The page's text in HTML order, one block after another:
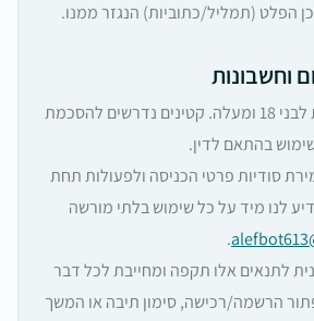
(תמליל/כתוביות) הנגזר ממנו.
2.1 ההרשמה מותרת לבני 18 ומעלה. קטינים נדרשים להסכמת
בהתאם לדין.
סודיות פרטי הכניסה ולפעולות תחת
לנו מיד על כל שימוש בלתי מורשה
.
לתנאים אלו תקפה ומחייבת לכל דבר
הרשמה/רכישה, סימון תיבה או המשך